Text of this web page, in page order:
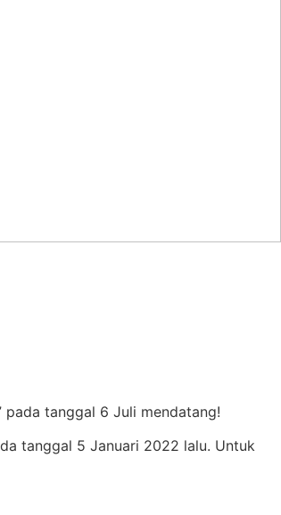
pada tanggal 6 Juli mendatang!
tanggal 5 Januari 2022 lalu. Untuk